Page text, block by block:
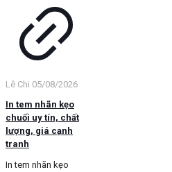
Lê Chi 05/08/2026
In tem nhãn kẹo
chuối uy tín, chất
lượng, giá cạnh
tranh
In tem nhãn kẹo